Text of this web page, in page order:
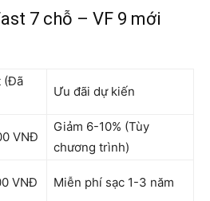
7 chỗ – VF 9 mới
(Đã
Ưu đãi dự kiến
VNĐ
Giảm 6-10% (Tùy
chương trình)
VNĐ Miễn phí sạc 1-3 năm